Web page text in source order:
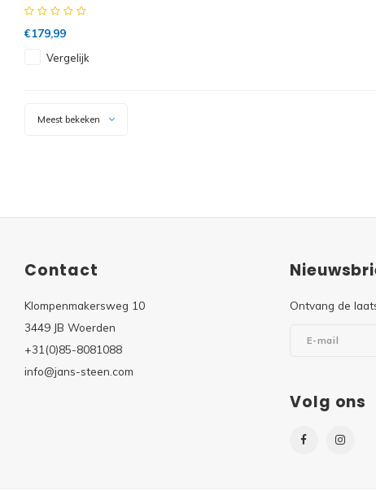
€179,99
Vergelijk
Meest bekeken
Contact
Klompenmakersweg 10
3449 JB Woerden
+31(0)85-8081088
info@jans-steen.com
Ontvang de
Volg ons